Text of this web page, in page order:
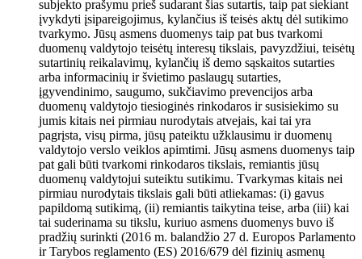
subjekto prašymu prieš sudarant šias sutartis, taip pat siekiant
įvykdyti įsipareigojimus, kylančius iš teisės aktų dėl sutikimo
tvarkymo. Jūsų asmens duomenys taip pat bus tvarkomi
duomenų valdytojo teisėtų interesų tikslais, pavyzdžiui, teisėtų
sutartinių reikalavimų, kylančių iš demo sąskaitos sutarties
arba informacinių ir švietimo paslaugų sutarties,
įgyvendinimo, saugumo, sukčiavimo prevencijos arba
duomenų valdytojo tiesioginės rinkodaros ir susisiekimo su
jumis kitais nei pirmiau nurodytais atvejais, kai tai yra
pagrįsta, visų pirma, jūsų pateiktu užklausimu ir duomenų
valdytojo verslo veiklos apimtimi. Jūsų asmens duomenys taip
pat gali būti tvarkomi rinkodaros tikslais, remiantis jūsų
duomenų valdytojui suteiktu sutikimu. Tvarkymas kitais nei
pirmiau nurodytais tikslais gali būti atliekamas: (i) gavus
papildomą sutikimą, (ii) remiantis taikytina teise, arba (iii) kai
tai suderinama su tikslu, kuriuo asmens duomenys buvo iš
pradžių surinkti (2016 m. balandžio 27 d. Europos Parlamento
ir Tarybos reglamento (ES) 2016/679 dėl fizinių asmenų